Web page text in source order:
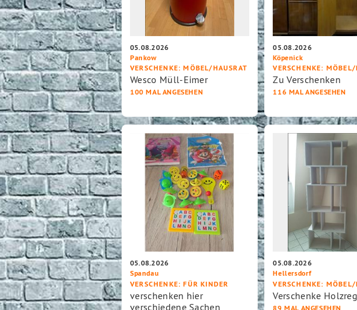
05.08.2026
Pankow
VERSCHENKE: MÖBEL/HAUSRAT
Wesco Müll-Eimer
100 MAL ANGESEHEN
05.08.2026
Köpenick
VERSCHENKE: MÖBEL/
Zu Verschenken
116 MAL ANGESEHEN
05.08.2026
Spandau
VERSCHENKE: FÜR KINDER
verschenken hier
verschiedene Sachen
05.08.2026
Hellersdorf
VERSCHENKE: MÖBEL/
Verschenke